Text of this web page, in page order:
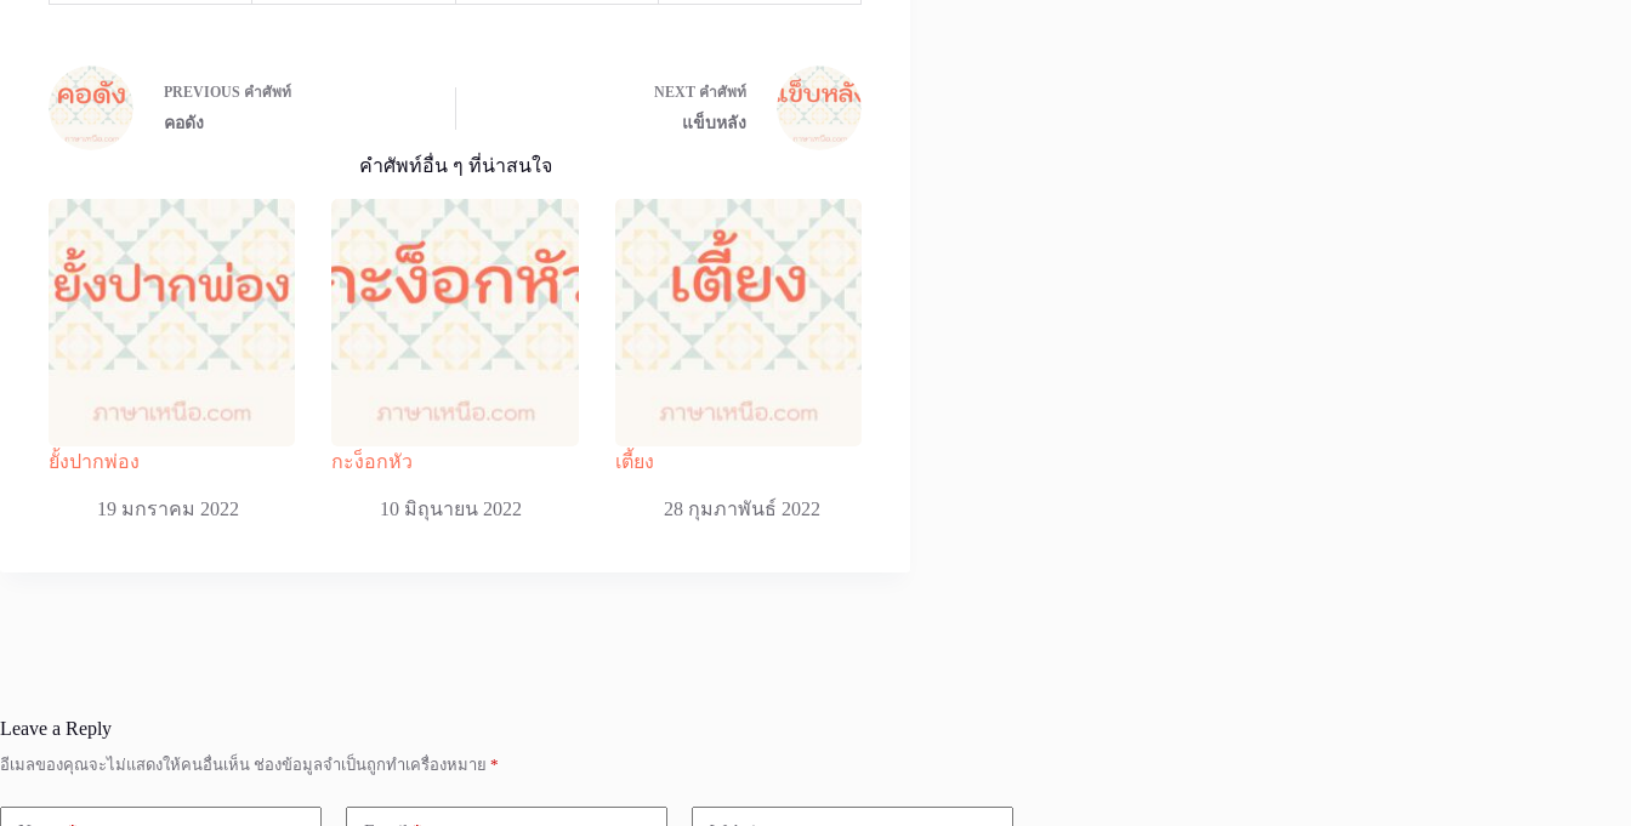
PREVIOUS คำศัพท์
คอดัง
NEXT คำศัพท์
แข็บหลัง
คำศัพท์อื่น ๆ ที่น่าสนใจ
ยั้งปากพ่อง
19 มกราคม 2022
กะง็อกหัว
10 มิถุนายน 2022
เตี้ยง
28 กุมภาพันธ์ 2022
Leave a Reply
อีเมลของคุณจะไม่แสดงให้คนอื่นเห็น ช่องข้อมูลจำเป็นถูกทำเครื่องหมาย *